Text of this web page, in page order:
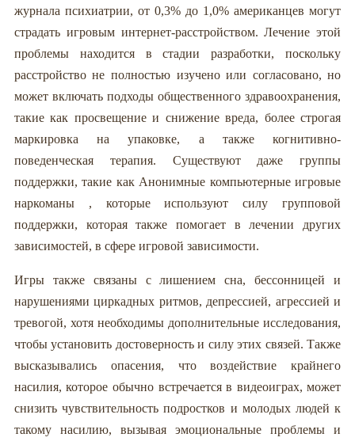
журнала психиатрии, от 0,3% до 1,0% американцев могут
страдать игровым интернет-расстройством. Лечение этой
проблемы находится в стадии разработки, поскольку
расстройство не полностью изучено или согласовано, но
может включать подходы общественного здравоохранения,
такие как просвещение и снижение вреда, более строгая
маркировка на упаковке, а также когнитивно-
поведенческая терапия. Существуют даже группы
поддержки, такие как Анонимные компьютерные игровые
наркоманы , которые используют силу групповой
поддержки, которая также помогает в лечении других
зависимостей, в сфере игровой зависимости.
Игры также связаны с лишением сна, бессонницей и
нарушениями циркадных ритмов, депрессией, агрессией и
тревогой, хотя необходимы дополнительные исследования,
чтобы установить достоверность и силу этих связей. Также
высказывались опасения, что воздействие крайнего
насилия, которое обычно встречается в видеоиграх, может
снизить чувствительность подростков и молодых людей к
такому насилию, вызывая эмоциональные проблемы и